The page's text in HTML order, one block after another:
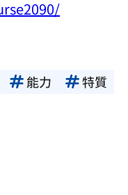
能力
特質